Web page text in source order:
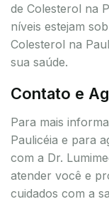
de Colesterol na
níveis estejam
Colesterol na
sua saúde.
Contato e
Para mais
Paulicéia e para
com a Dr.
atender você e
cuidados com a